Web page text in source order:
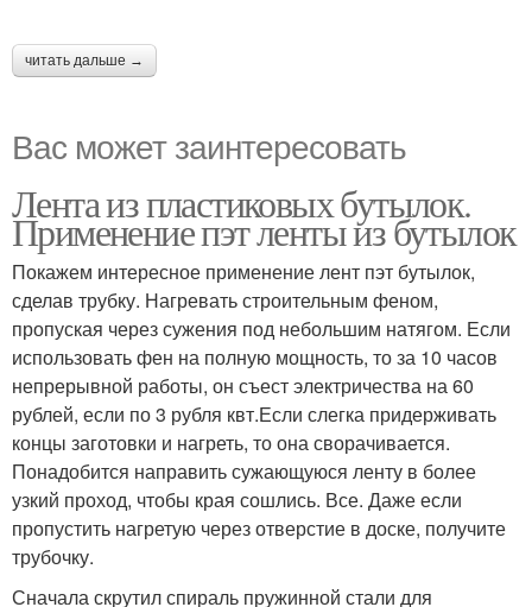
читать дальше →
Вас может заинтересовать
Лента из пластиковых бутылок.
Применение пэт ленты из бутылок
Покажем интересное применение лент пэт бутылок,
сделав трубку. Нагревать строительным феном,
пропуская через сужения под небольшим натягом. Если
использовать фен на полную мощность, то за 10 часов
непрерывной работы, он съест электричества на 60
рублей, если по 3 рубля квт.Если слегка придерживать
концы заготовки и нагреть, то она сворачивается.
Понадобится направить сужающуюся ленту в более
узкий проход, чтобы края сошлись. Все. Даже если
пропустить нагретую через отверстие в доске, получите
трубочку.
Сначала скрутил спираль пружинной стали для